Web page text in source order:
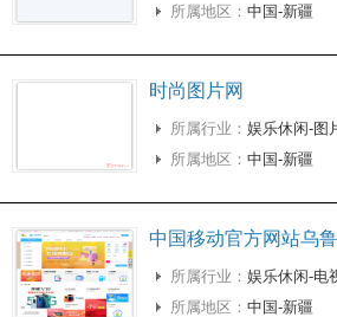
所属地区： 中国-新疆
时尚图片网
所属行业： 娱乐休闲-图
所属地区： 中国-新疆
中国移动官方网站乌
所属行业： 娱乐休闲-电
所属地区： 中国-新疆